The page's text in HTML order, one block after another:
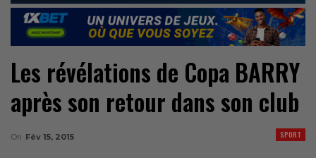
Les révélations de Copa BARRY
après son retour dans son club
SPORT
On Fév 15, 2015